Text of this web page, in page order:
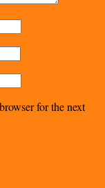
for the next